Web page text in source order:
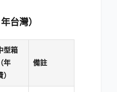
台灣）
型箱
（年
）
備註